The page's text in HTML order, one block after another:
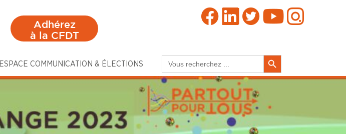
Adhérez
à la CFDT
ESPACE COMMUNICATION & ÉLECTIONS
for:
Search Button